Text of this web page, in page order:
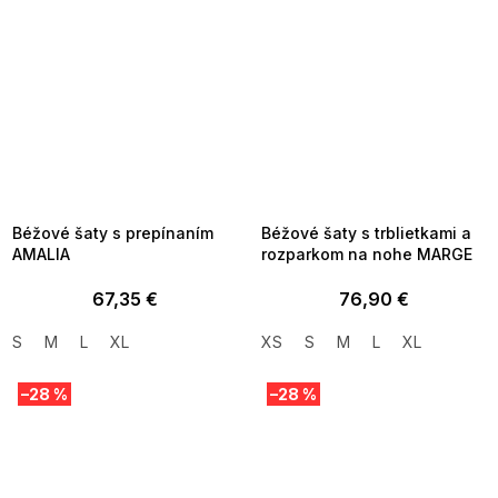
Béžové šaty s prepínaním
AMALIA
67,35 €
S M L XL
Béžové šaty s trblietkami a
rozparkom na nohe MARGE
76,90 €
XS S M L XL
–28 % –28 %